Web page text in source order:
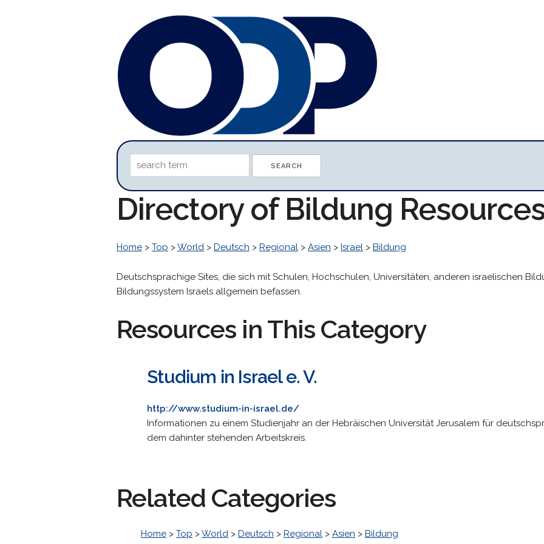
Directory of Bildung
Home > Top >World > Deutsch > Regional > Asien > Israel > Bildung
Deutschsprachige Sites, die sich mit Schulen, Hochschulen, Universitäten, anderen israelischen
Bildungssystem Israels allgemein befassen.
Resources in This Category
Studium in Israel e. V.
http://www.studium-in-israel.de/
Informationen zu einem Studienjahr an der Hebräischen Universität Jerusalem für
dem dahinter stehenden Arbeitskreis.
Related Categories
Home > Top >World > Deutsch > Regional > Asien > Bildung